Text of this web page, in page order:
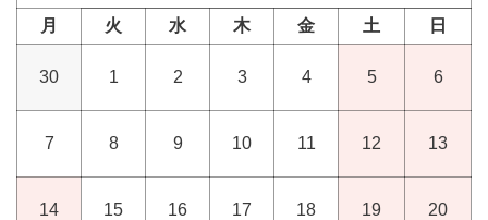
月 火 水 木 金 土 日
30 1 2 3 4 5 6
7 8 9 10 11 12 13
14 15 16 17 18 19 20